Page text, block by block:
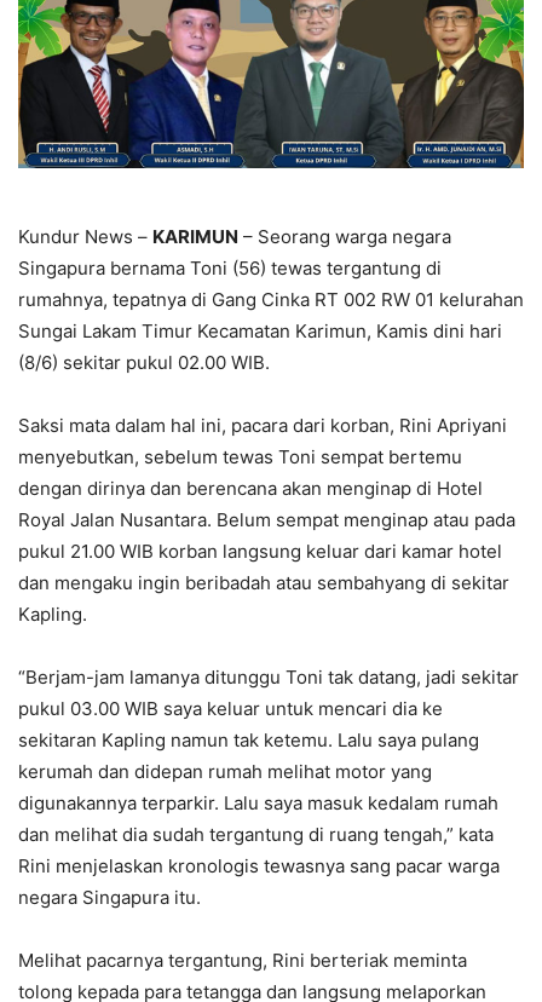
Kundur News – KARIMUN – Seorang warga negara
Singapura bernama Toni (56) tewas tergantung di
rumahnya, tepatnya di Gang Cinka RT 002 RW 01 kelurahan
Sungai Lakam Timur Kecamatan Karimun, Kamis dini hari
(8/6) sekitar pukul 02.00 WIB.
Saksi mata dalam hal ini, pacara dari korban, Rini Apriyani
menyebutkan, sebelum tewas Toni sempat bertemu
dengan dirinya dan berencana akan menginap di Hotel
Royal Jalan Nusantara. Belum sempat menginap atau pada
pukul 21.00 WIB korban langsung keluar dari kamar hotel
dan mengaku ingin beribadah atau sembahyang di sekitar
Kapling.
“Berjam-jam lamanya ditunggu Toni tak datang, jadi sekitar
pukul 03.00 WIB saya keluar untuk mencari dia ke
sekitaran Kapling namun tak ketemu. Lalu saya pulang
kerumah dan didepan rumah melihat motor yang
digunakannya terparkir. Lalu saya masuk kedalam rumah
dan melihat dia sudah tergantung di ruang tengah,” kata
Rini menjelaskan kronologis tewasnya sang pacar warga
negara Singapura itu.
Melihat pacarnya tergantung, Rini berteriak meminta
tolong kepada para tetangga dan langsung melaporkan